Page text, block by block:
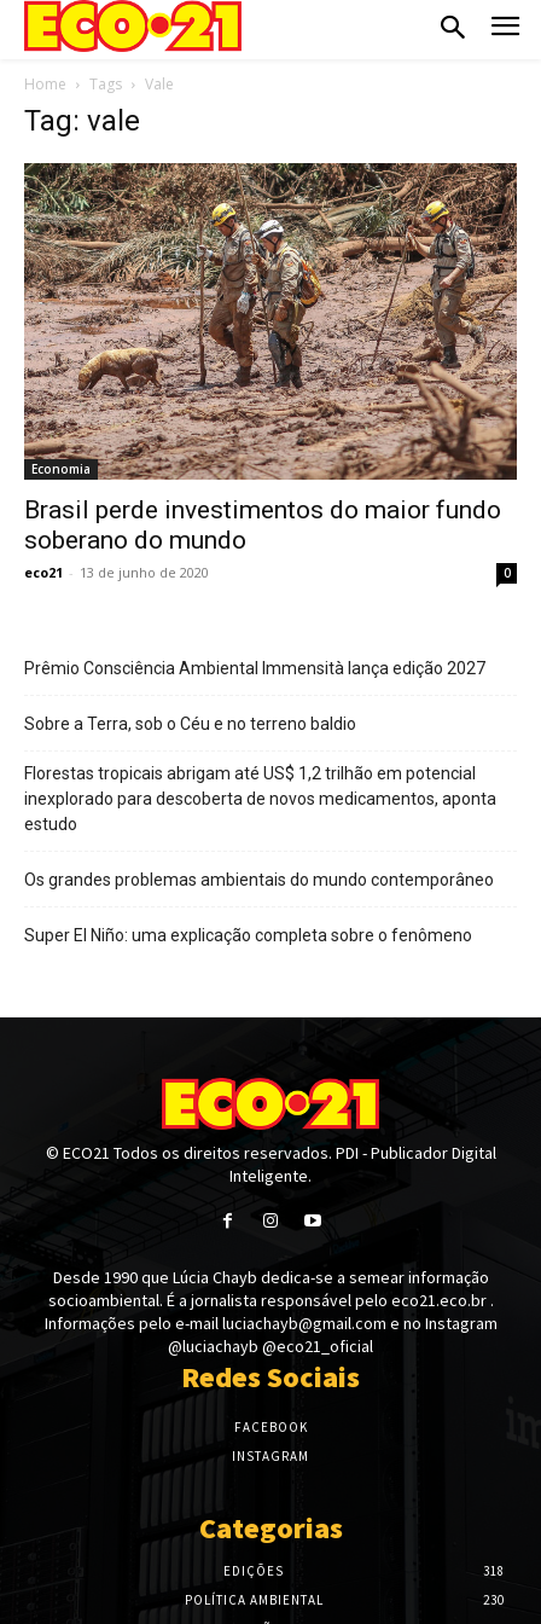
Home Tags Vale
Tag: vale
Economia
Brasil perde investimentos do maior fundo
soberano do mundo
eco21 - 13 de junho de 2020 0
Prêmio Consciência Ambiental Immensità lança edição 2027
Sobre a Terra, sob o Céu e no terreno baldio
Florestas tropicais abrigam até US$ 1,2 trilhão em potencial
inexplorado para descoberta de novos medicamentos, aponta
estudo
Os grandes problemas ambientais do mundo contemporâneo
Super El Niño: uma explicação completa sobre o fenômeno
© ECO21 Todos os direitos reservados. PDI - Publicador Digital
Inteligente.
Desde 1990 que Lúcia Chayb dedica-se a semear informação
socioambiental. É a jornalista responsável pelo eco21.eco.br .
Informações pelo e-mail luciachayb@gmail.com e no Instagram
@luciachayb @eco21_oficial
Redes Sociais
FACEBOOK
INSTAGRAM
Categorias
EDIÇÕES
318
POLÍTICA AMBIENTAL
230